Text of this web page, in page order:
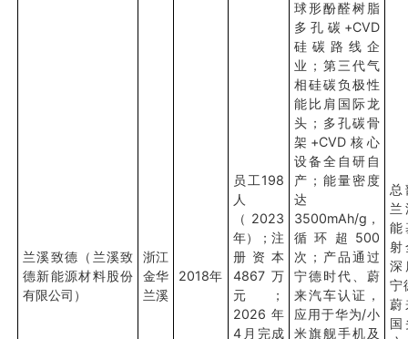
兰溪致德（兰溪致
德新能源材料股份
有限公司）
浙江
金华
兰溪
2018年
员工198
人
（2023
年）；注
册资本
4867万
元；
2026年
4月完成
球形酚醛树脂
多孔碳+CVD
硅碳路线企
业；第三代气
相硅碳负极性
能比肩国际龙
头；多孔碳骨
架+CVD核心
设备全自研自
产；能量密度
达
3500mAh/g，
循环超500
次；产品通过
宁德时代、蔚
来汽车认证，
应用于华为/小
米旗舰手机及
能
射
深
宁
蔚